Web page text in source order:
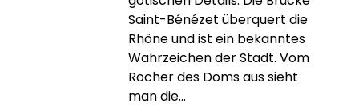
Saint-Bénézet überquert die
Rhône und ist ein bekanntes
Wahrzeichen der Stadt. Vom
Rocher des Doms aus sieht
man die...